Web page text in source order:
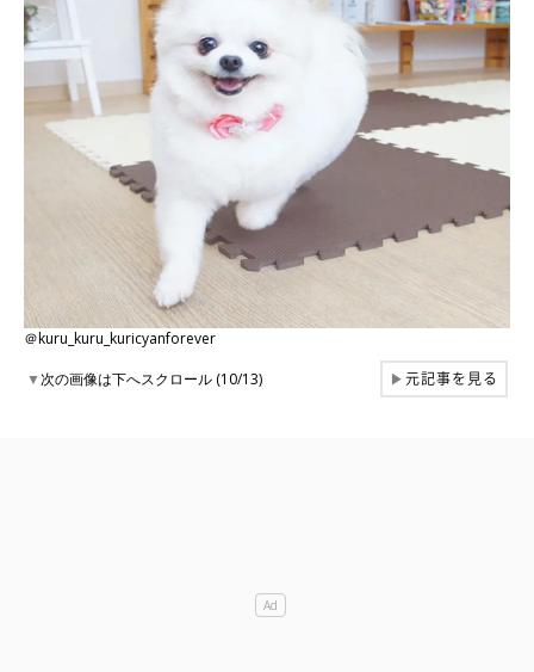
＠kuru_kuru_kuricyanforever
▼次の画像は下へスクロール (10/13) ▶元記事を見る